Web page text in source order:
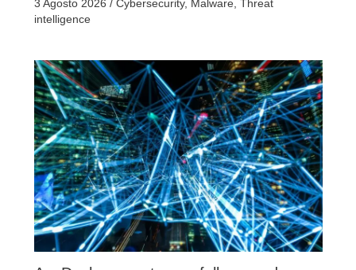
3 Agosto 2026 / Cybersecurity, Malware, Threat
intelligence